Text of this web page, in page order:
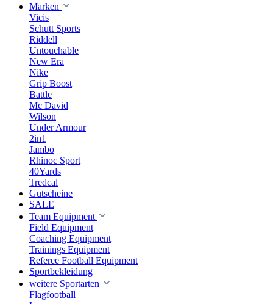
Marken
Vicis
Schutt Sports
Riddell
Untouchable
New Era
Nike
Grip Boost
Battle
Mc David
Wilson
Under Armour
2in1
Jambo
Rhinoc Sport
40Yards
Tredcal
Gutscheine
SALE
Team Equipment
Field Equipment
Coaching Equipment
Trainings Equipment
Referee Football Equipment
Sportbekleidung
weitere Sportarten
Flagfootball